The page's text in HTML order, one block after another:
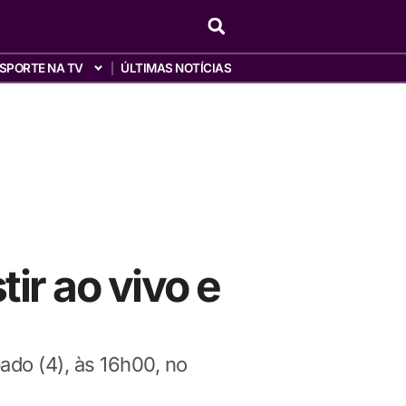
NA TV ÚLTIMAS NOTÍCIAS
ao vivo e
(4), às 16h00, no